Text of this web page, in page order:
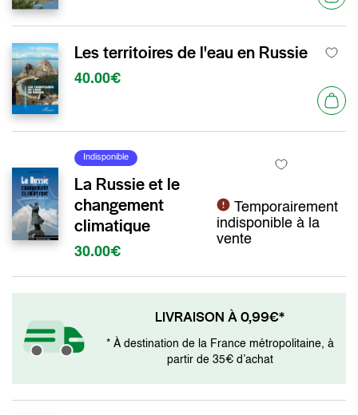
Les territoires de l'eau en Russie
40.00€
Indisponible
La Russie et le
changement
climatique
30.00€
Temporairement
indisponible à la
vente
LIVRAISON À 0,99€*
* À destination de la France métropolitaine, à
partir de 35€ d’achat